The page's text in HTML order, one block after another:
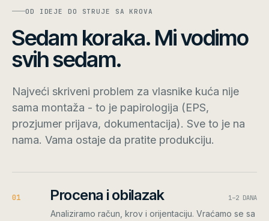
OD IDEJE DO STRUJE SA KROVA
Sedam koraka. Mi vodimo
svih sedam.
Najveći skriveni problem za vlasnike kuća nije
sama montaža - to je papirologija (EPS,
prozjumer prijava, dokumentacija). Sve to je na
nama. Vama ostaje da pratite produkciju.
01 Procena i obilazak 1–2 DANA
Analiziramo račun, krov i orijentaciju. Vraćamo se sa